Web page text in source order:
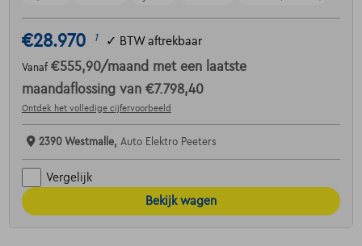
€28.970 1 ✓ BTW aftrekbaar
Vanaf €555,90/maand met een laatste
maandaflossing van €7.798,40
Ontdek het volledige cijfervoorbeeld
2390 Westmalle, Auto Elektro Peeters
Vergelijk
Bekijk wagen